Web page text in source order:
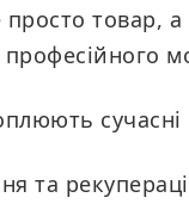
товар, а
сучасні
та